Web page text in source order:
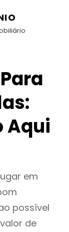
Aqui
em
possível
de